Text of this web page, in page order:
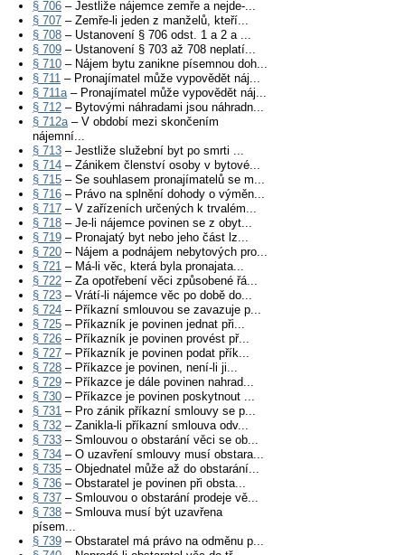
§ 706 – Jestliže nájemce zemře a nejde-...
§ 707 – Zemře-li jeden z manželů, kteří...
§ 708 – Ustanovení § 706 odst. 1 a 2 a ...
§ 709 – Ustanovení § 703 až 708 neplatí...
§ 710 – Nájem bytu zanikne písemnou doh...
§ 711 – Pronajímatel může vypovědět náj...
§ 711a– Pronajímatel může vypovědět náj...
§ 712 – Bytovými náhradami jsou náhradn...
§ 712a– V období mezi skončením
nájemní...
§ 713 – Jestliže služební byt po smrti ...
§ 714 – Zánikem členství osoby v bytové...
§ 715 – Se souhlasem pronajímatelů se m...
§ 716 – Právo na splnění dohody o výměn...
§ 717 – V zařízeních určených k trvalém...
§ 718 – Je-li nájemce povinen se z obyt...
§ 719 – Pronajatý byt nebo jeho část lz...
§ 720 – Nájem a podnájem nebytových pro...
§ 721 – Má-li věc, která byla pronajata...
§ 722 – Za opotřebení věci způsobené řá...
§ 723 – Vrátí-li nájemce věc po době do...
§ 724 – Příkazní smlouvou se zavazuje p...
§ 725 – Příkazník je povinen jednat při...
§ 726 – Příkazník je povinen provést př...
§ 727 – Příkazník je povinen podat přík...
§ 728 – Příkazce je povinen, není-li ji...
§ 729 – Příkazce je dále povinen nahrad...
§ 730 – Příkazce je povinen poskytnout ...
§ 731 – Pro zánik příkazní smlouvy se p...
§ 732 – Zanikla-li příkazní smlouva odv...
§ 733 – Smlouvou o obstarání věci se ob...
§ 734 – O uzavření smlouvy musí obstara...
§ 735 – Objednatel může až do obstarání...
§ 736 – Obstaratel je povinen při obsta...
§ 737 – Smlouvou o obstarání prodeje vě...
§ 738 – Smlouva musí být uzavřena
písem...
§ 739 – Obstaratel má právo na odměnu p...